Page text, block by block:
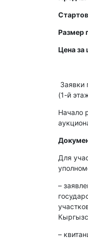
Размер
Цена
Заявки
(1-й
Начало
Для
–
–